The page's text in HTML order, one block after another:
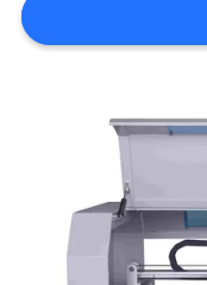
খবর
সাইটম্যাপ